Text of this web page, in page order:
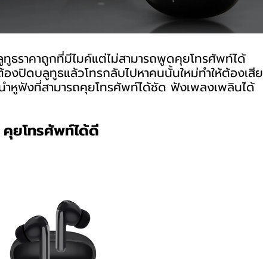
ธราคาถูกที่มีไมค์แต่ไม่สามารถพูดคุยโทรศัพท์ได้
องปิดบลูทูธแล้วโทรกลับไปหาคนนั้นใหม่ทำให้ต้องเสีย
นำหูฟังที่สามารถคุยโทรศัพท์ได้ชัด ฟังเพลงเพลินได้
ยโทรศัพท์ได้ดี